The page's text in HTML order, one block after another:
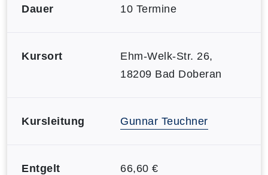
Dauer 10 Termine
Kursort
Ehm-Welk-Str. 26,
18209 Bad Doberan
Kursleitung Gunnar Teuchner
Entgelt 66,60 €